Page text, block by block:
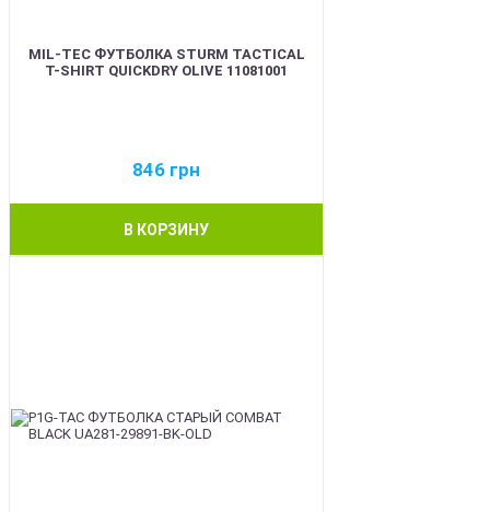
MIL-TEC ФУТБОЛКА STURM TACTICAL
T-SHIRT QUICKDRY OLIVE 11081001
846 грн
В КОРЗИНУ